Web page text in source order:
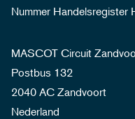
Nummer Handelsregister
MASCOT Circuit
Postbus 132
2040 AC Zandvoort
Nederland